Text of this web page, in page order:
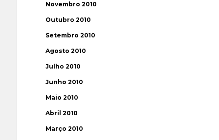
Novembro 2010
Outubro 2010
Setembro 2010
Agosto 2010
Julho 2010
Junho 2010
Maio 2010
Abril 2010
Março 2010